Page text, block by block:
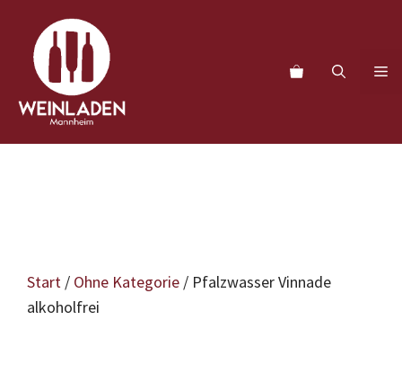
Inhalt
springen
Start / Ohne Kategorie / Pfalzwasser Vinnade
alkoholfrei